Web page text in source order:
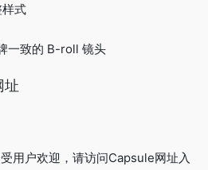
式
一致的 B-roll 镜头
址
用户欢迎，请访问Capsule网址入